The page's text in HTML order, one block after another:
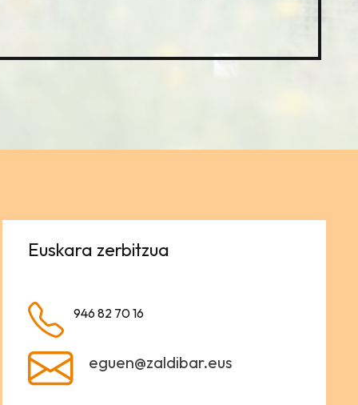
Euskara zerbitzua
946 82 70 16
eguen@zaldibar.eus